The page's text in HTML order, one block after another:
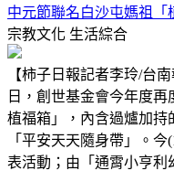
中元節聯名白沙屯媽祖「
宗教文化 生活綜合
【柿子日報記者李玲/台
日，創世基金會今年度
植福箱」，內含過爐加持
「平安天天隨身帶」。
表活動；由「通霄小亨利